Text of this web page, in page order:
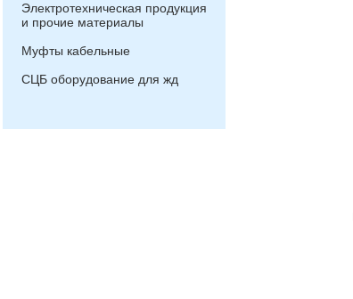
Электротехническая продукция
и прочие материалы
Муфты кабельные
СЦБ оборудование для жд